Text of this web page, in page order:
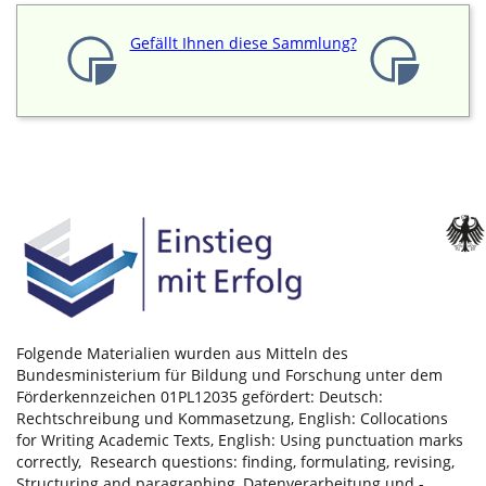
Gefällt Ihnen diese Sammlung?
Folgende Materialien wurden aus Mitteln des
Bundesministerium für Bildung und Forschung unter dem
Förderkennzeichen 01PL12035 gefördert: Deutsch:
Rechtschreibung und Kommasetzung, English: Collocations
for Writing Academic Texts, English: Using punctuation marks
correctly, Research questions: finding, formulating, revising,